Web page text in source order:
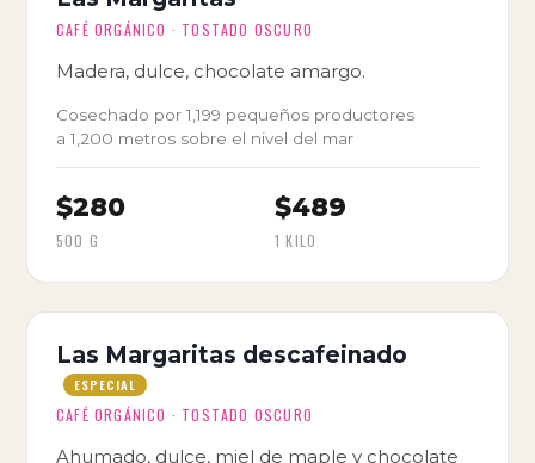
CAFÉ ORGÁNICO · TOSTADO OSCURO
Madera, dulce, chocolate amargo.
Cosechado por 1,199 pequeños productores
a 1,200 metros sobre el nivel del mar
$280
500 G
$489
1 KILO
Las Margaritas descafeinado
ESPECIAL
CAFÉ ORGÁNICO · TOSTADO OSCURO
Ahumado, dulce, miel de maple y chocolate